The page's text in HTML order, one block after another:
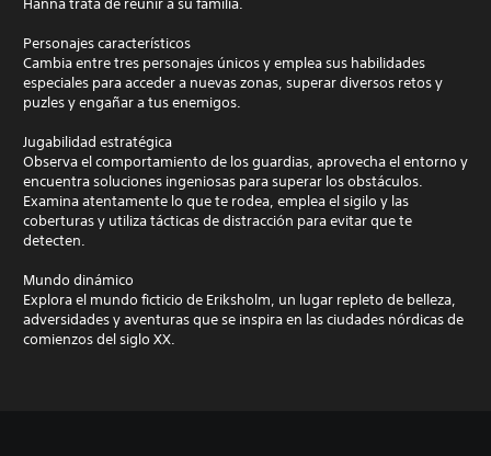
Personajes característicos
Cambia entre tres personajes únicos y emplea sus habilidades
especiales para acceder a nuevas zonas, superar diversos retos y
puzles y engañar a tus enemigos.
Jugabilidad estratégica
Observa el comportamiento de los guardias, aprovecha el entorno y
encuentra soluciones ingeniosas para superar los obstáculos.
Examina atentamente lo que te rodea, emplea el sigilo y las
coberturas y utiliza tácticas de distracción para evitar que te
detecten.
Mundo dinámico
Explora el mundo ficticio de Eriksholm, un lugar repleto de belleza,
adversidades y aventuras que se inspira en las ciudades nórdicas de
comienzos del siglo XX.